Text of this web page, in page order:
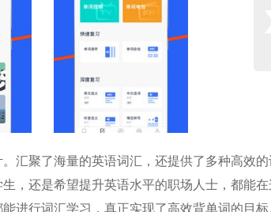
汇聚了海量的英语词汇，还提供了多种高效
，还是希望提升英语水平的职场人士，都能
进行词汇学习，真正实现了高效背单词的目